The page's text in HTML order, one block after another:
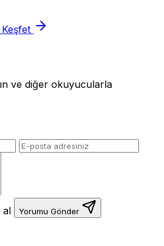
ve diğer okuyucularla
al Yorumu Gönder